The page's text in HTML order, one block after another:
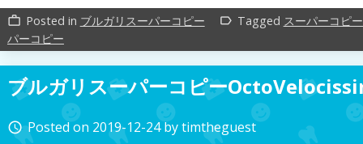
work_outline Posted in ブルガリスーパーコピー label_outline Tagged スーパーコピ
パーコピー
ブルガリスーパーコピー
access_time Posted on 2019-12-24bytimtheguest